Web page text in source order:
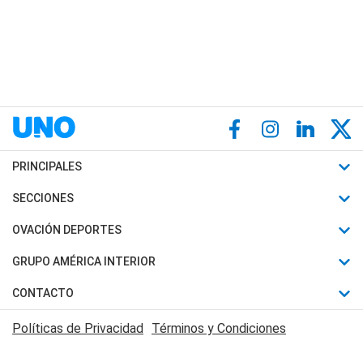
PRINCIPALES
Últimas Noticias
Política
Judiciales
Economia
SECCIONES
Horóscopo
Motores
Trucos caseros
Series y Películas
OVACIÓN DEPORTES
Fútbol
Mundial
Automovilismo
Rugby
GRUPO AMÉRICA INTERIOR
Canal 7 en Vivo
CONTACTO
Acerca de Nosotros
Políticas de Privacidad Términos y Condiciones